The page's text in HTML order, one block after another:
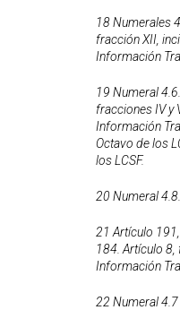
18 Numerales
fracción XII,
Información
19 Numeral
fracciones IV y
Información
Octavo de los
los LCSF.
20 Numeral
21 Artículo
184. Artículo
Información
22 Numeral 4.7